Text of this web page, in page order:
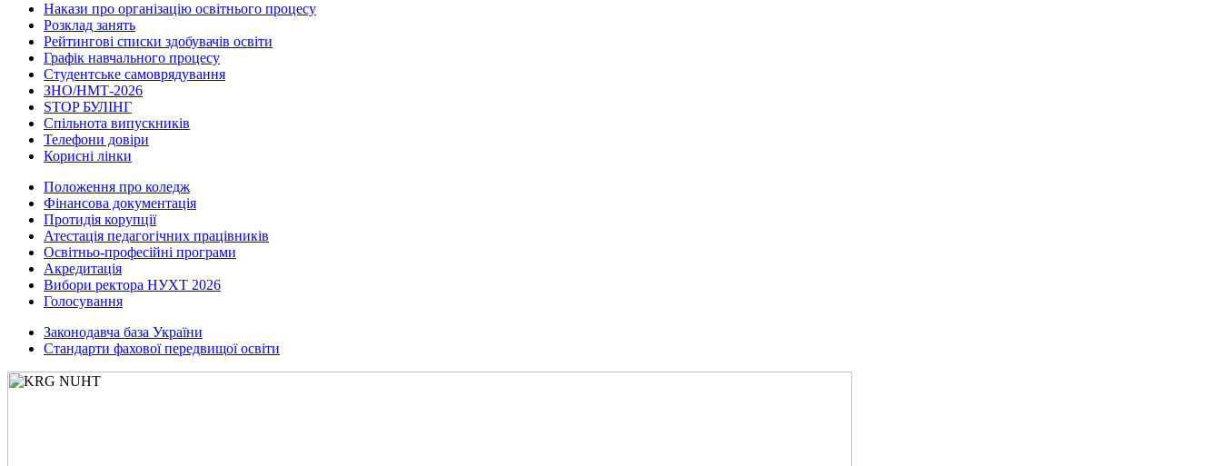
Накази про організацію освітнього процесу
Розклад занять
Рейтингові списки здобувачів освіти
Графік навчального процесу
Студентське самоврядування
ЗНО/НМТ-2026
STOP БУЛІНГ
Спільнота випускників
Телефони довіри
Корисні лінки
Положення про коледж
Фінансова документація
Протидія корупції
Атестація педагогічних працівників
Освітньо-професійні програми
Акредитація
Вибори ректора НУХТ 2026
Голосування
Законодавча база України
Стандарти фахової передвищої освіти